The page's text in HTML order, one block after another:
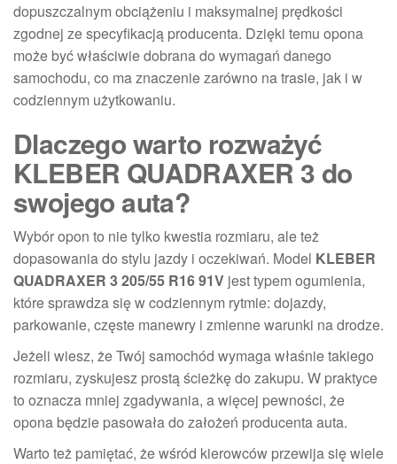
dopuszczalnym obciążeniu i maksymalnej prędkości
zgodnej ze specyfikacją producenta. Dzięki temu opona
może być właściwie dobrana do wymagań danego
samochodu, co ma znaczenie zarówno na trasie, jak i w
codziennym użytkowaniu.
Dlaczego warto rozważyć
KLEBER QUADRAXER 3 do
swojego auta?
Wybór opon to nie tylko kwestia rozmiaru, ale też
dopasowania do stylu jazdy i oczekiwań. Model KLEBER
QUADRAXER 3 205/55 R16 91V jest typem ogumienia,
które sprawdza się w codziennym rytmie: dojazdy,
parkowanie, częste manewry i zmienne warunki na drodze.
Jeżeli wiesz, że Twój samochód wymaga właśnie takiego
rozmiaru, zyskujesz prostą ścieżkę do zakupu. W praktyce
to oznacza mniej zgadywania, a więcej pewności, że
opona będzie pasowała do założeń producenta auta.
Warto też pamiętać, że wśród kierowców przewija się wiele